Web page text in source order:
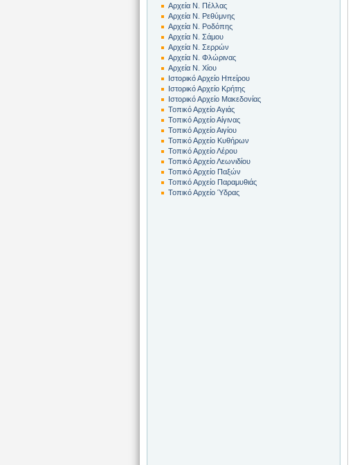
Αρχεία Ν. Πέλλας
Αρχεία Ν. Ρεθύμνης
Αρχεία Ν. Ροδόπης
Αρχεία Ν. Σάμου
Αρχεία Ν. Σερρών
Αρχεία Ν. Φλώρινας
Αρχεία Ν. Χίου
Ιστορικό Αρχείο Ηπείρου
Ιστορικό Αρχείο Κρήτης
Ιστορικό Αρχείο Μακεδονίας
Τοπικό Αρχείο Αγιάς
Τοπικό Αρχείο Αίγινας
Τοπικό Αρχείο Αιγίου
Τοπικό Αρχείο Κυθήρων
Τοπικό Αρχείο Λέρου
Τοπικό Αρχείο Λεωνιδίου
Τοπικό Αρχείο Παξών
Τοπικό Αρχείο Παραμυθιάς
Τοπικό Αρχείο Ύδρας